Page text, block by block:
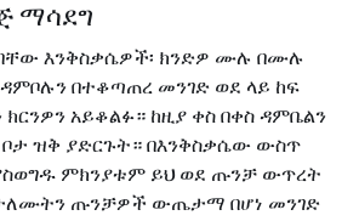
ማሳደግ
እንቅስቃሴዎች፡ ክንድዎ ሙሉ በሙሉ
በተቆጣጠረ መንገድ ወደ ላይ ከፍ
ክርንዎን አይቆልፉ። ከዚያ ቀስ በቀስ ዳምቤልን
ዝቅ ያድርጉት። በእንቅስቃሴው ውስጥ
ምክንያቱም ይህ ወደ ጡንቻ ውጥረት
ጡንቻዎች ውጤታማ በሆነ መንገድ